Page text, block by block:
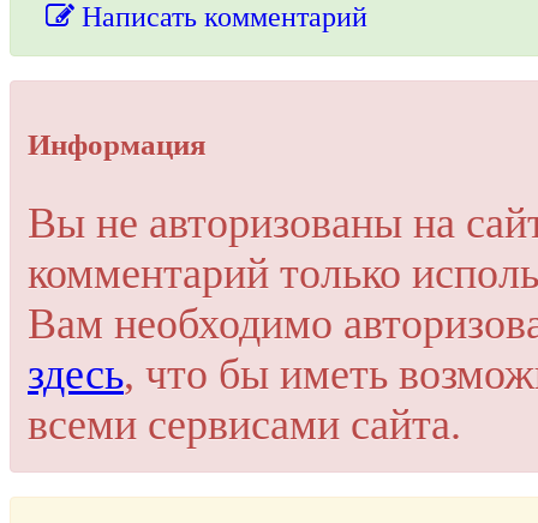
Написать комментарий
Пройти регистрацию
Или войти через соц. сети
Это очень просто и безопасно!
Информация
Вы не авторизованы на
комментарий только
Вам необходимо
здесь, что бы иметь
всеми сервисами сайта.